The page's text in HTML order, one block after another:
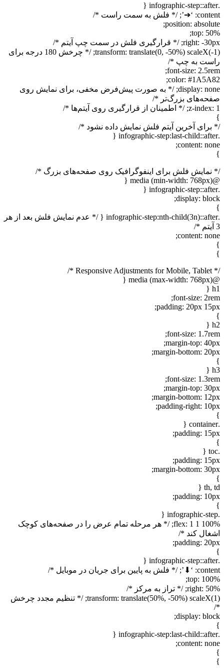
.infographic-step::after {
content: ‘➔’; /* فلش به سمت راست */
position: absolute;
top: 50%;
right: -30px; /* قرارگیری فلش در سمت چپ آیتم */
transform: translate(0, -50%) scaleX(-1); /* چرخش 180 درجه برای
راست به چپ */
font-size: 2.5rem;
color: #1A5A82;
display: none; /* به صورت پیش‌فرض مخفی، برای نمایش روی
صفحه‌های بزرگ‌تر */
z-index: 1; /* اطمینان از قرارگیری روی آیتم‌ها */
}
/* برای آخرین آیتم فلش نمایش داده نشود */
.infographic-step:last-child::after {
content: none;
}
/* نمایش فلش برای اینفوگرافیک روی صفحه‌های بزرگ */
@media (min-width: 768px) {
.infographic-step::after {
display: block;
}
.infographic-step:nth-child(3n)::after { /* عدم نمایش فلش بعد از هر
3 آیتم */
content: none;
}
}
/* Responsive Adjustments for Mobile, Tablet */
@media (max-width: 768px) {
h1 {
font-size: 2rem;
padding: 20px 15px;
}
h2 {
font-size: 1.7rem;
margin-top: 40px;
margin-bottom: 20px;
}
h3 {
font-size: 1.3rem;
margin-top: 30px;
margin-bottom: 12px;
padding-right: 10px;
}
.container {
padding: 15px;
}
.toc {
padding: 15px;
margin-bottom: 30px;
}
th, td {
padding: 10px;
}
.infographic-step {
flex: 1 1 100%; /* هر مرحله تمام عرض را در صفحه‌های کوچک
اشغال کند */
padding: 20px;
}
.infographic-step::after {
content: ‘⬇’; /* فلش به پایین برای جریان در موبایل */
top: 100%;
right: 50%; /* تراز به مرکز */
transform: translate(50%, -50%) scaleX(1); /* تنظیم مجدد چرخش
*/
display: block;
}
.infographic-step:last-child::after {
content: none;
}
}